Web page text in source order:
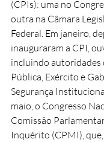
(CPIs): uma no
outra na Câmara
Federal. Em janeiro,
inauguraram a CPI,
incluindo autoridades
Pública, Exército e
Segurança
maio, o Congresso
Comissão
Inquérito (CPMI),